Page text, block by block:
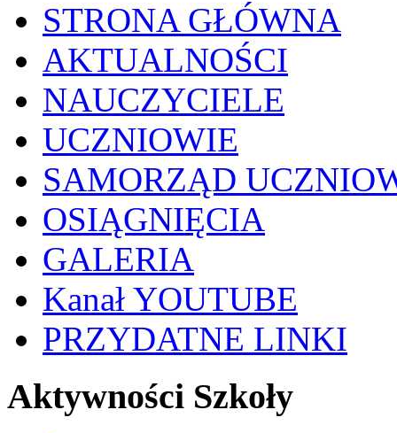
STRONA GŁÓWNA
AKTUALNOŚCI
NAUCZYCIELE
UCZNIOWIE
SAMORZĄD
OSIĄGNIĘCIA
GALERIA
Kanał YOUTUBE
PRZYDATNE LINKI
Aktywności Szkoły